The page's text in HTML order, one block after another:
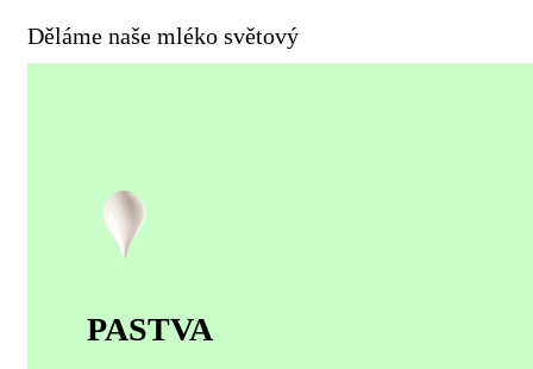
Děláme naše mléko světový
PASTVA